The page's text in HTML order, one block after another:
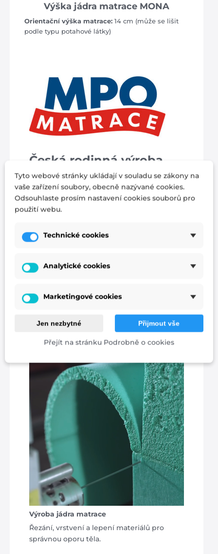
Výška jádra matrace MONA
Orientační výška matrace: 14 cm (může se lišit
podle typu potahové látky)
Česká rodinná výroba
Při výrobě našich matrací spoléháme na
ověřené dodavatele materiálů a
preferujeme české výrobce. Nikdy
nepoužíváme asijskou produkci. Dbáme na
jsou zodpovědní a s péčí připravují výrobky
pro váš lepší spánek.
uvažujeme o její funkci a vše konzultujeme
podmínek pro pohodlný spánek a
příjemné probuzení do každého nového
Výroba jádra matrace
Řezání, vrstvení a lepení materiálů pro
správnou oporu těla.
Tyto webové stránky ukládají v souladu se zákony na
vaše zařízení soubory, obecně nazývané cookies.
Odsouhlaste prosím nastavení cookies souborů pro
použití webu.
Technické cookies
Analytické cookies
Marketingové cookies
Jen nezbytné Přijmout vše
Přejít na stránku Podrobně o cookies